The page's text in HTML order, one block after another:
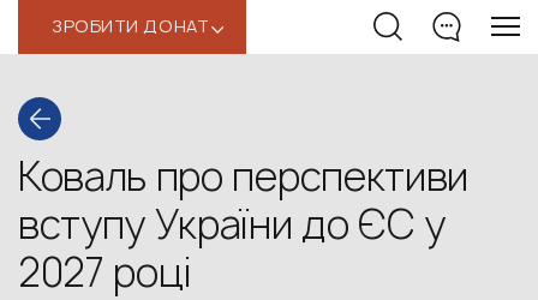
ЗРОБИТИ ДОНАТ‹
Коваль про перспективи
вступу України до ЄС у
2027 році